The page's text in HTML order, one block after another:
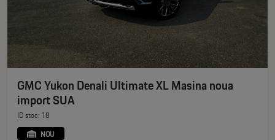
GMC Yukon Denali Ultimate XL Masina noua
import SUA
ID stoc: 18
NOU